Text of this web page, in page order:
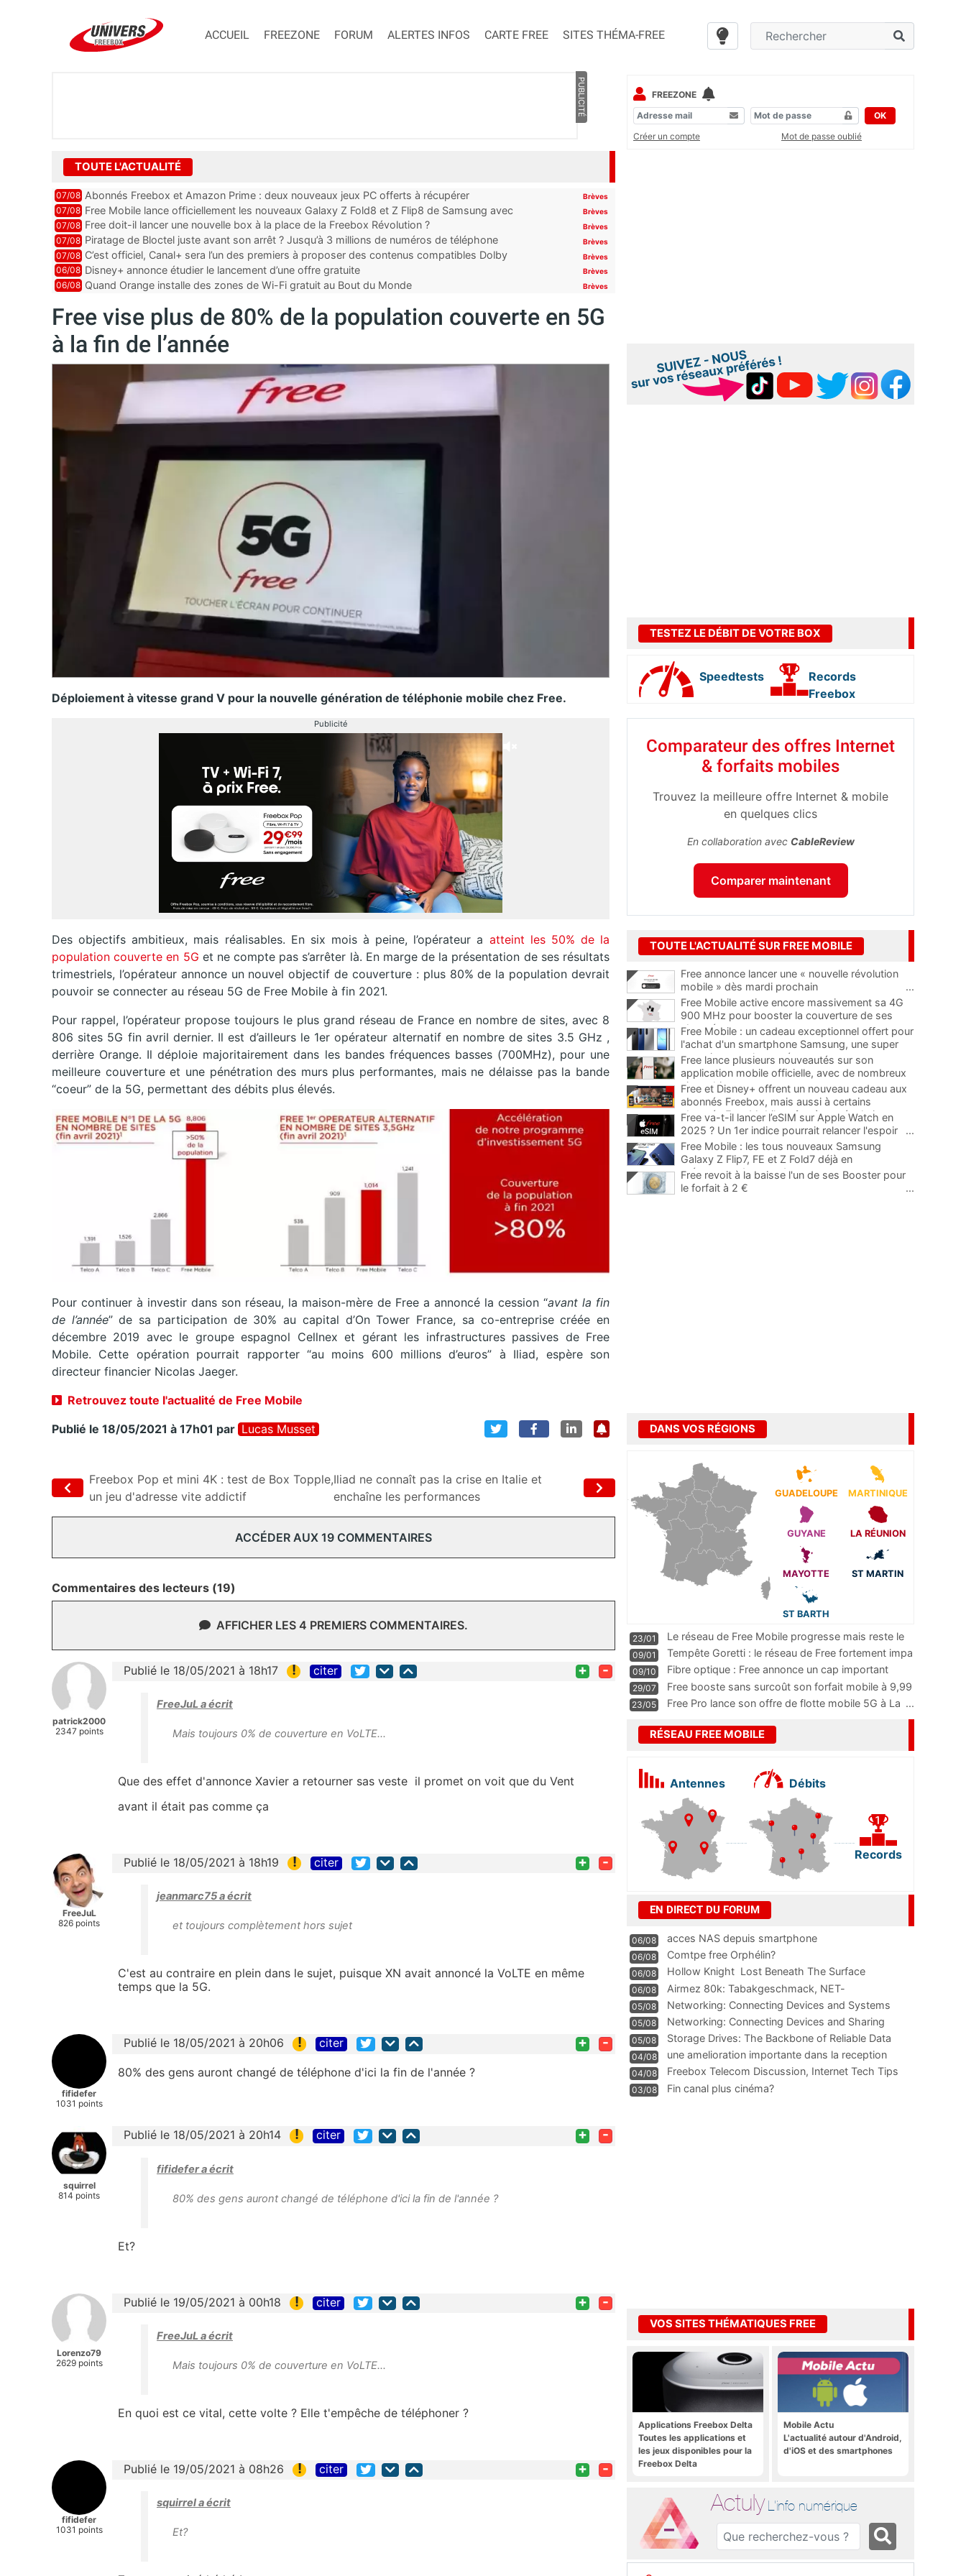
ACCUEIL FREEZONE FORUM ALERTES INFOS CARTE FREE SITES THÉMA-FREE
PUBLICITÉ
TOUTE L'ACTUALITÉ
07/08 Abonnés Freebox et Amazon Prime : deux nouveaux jeux PC offerts à récupérer Brèves
07/08 Free Mobile lance officiellement les nouveaux Galaxy Z Fold8 et Z Flip8 de Samsung avec
des promos et des cadeaux
Brèves
07/08 Free doit-il lancer une nouvelle box à la place de la Freebox Révolution ? Brèves
07/08 Piratage de Bloctel juste avant son arrêt ? Jusqu’à 3 millions de numéros de téléphone
auraient fuité
Brèves
07/08 C’est officiel, Canal+ sera l’un des premiers à proposer des contenus compatibles Dolby
Vision 2
Brèves
06/08 Disney+ annonce étudier le lancement d’une offre gratuite Brèves
06/08 Quand Orange installe des zones de Wi-Fi gratuit au Bout du Monde Brèves
Free vise plus de 80% de la population couverte en 5G
à la fin de l’année
Déploiement à vitesse grand V pour la nouvelle génération de téléphonie mobile chez Free.
Publicité
Des objectifs ambitieux, mais réalisables. En six mois à peine, l’opérateur a atteint les 50% de la
population couverte en 5G et ne compte pas s’arrêter là. En marge de la présentation de ses résultats
trimestriels, l’opérateur annonce un nouvel objectif de couverture : plus 80% de la population devrait
pouvoir se connecter au réseau 5G de Free Mobile à fin 2021.
Pour rappel, l’opérateur propose toujours le plus grand réseau de France en nombre de sites, avec 8
806 sites 5G fin avril dernier. Il est d’ailleurs le 1er opérateur alternatif en nombre de sites 3.5 GHz ,
derrière Orange. Il déploie majoritairement dans les bandes fréquences basses (700MHz), pour une
meilleure couverture et une pénétration des murs plus performantes, mais ne délaisse pas la bande
“coeur” de la 5G, permettant des débits plus élevés.
Pour continuer à investir dans son réseau, la maison-mère de Free a annoncé la cession “avant la fin
de l’année” de sa participation de 30% au capital d’On Tower France, sa co-entreprise créée en
décembre 2019 avec le groupe espagnol Cellnex et gérant les infrastructures passives de Free
Mobile. Cette opération pourrait rapporter “au moins 600 millions d’euros” à Iliad, espère son
directeur financier Nicolas Jaeger.
Retrouvez toute l'actualité de Free Mobile
Publié le 18/05/2021 à 17h01 par Lucas Musset
Freebox Pop et mini 4K : test de Box Topple,
un jeu d'adresse vite addictif
Iliad ne connaît pas la crise en Italie et
enchaîne les performances
ACCÉDER AUX 19 COMMENTAIRES
Commentaires des lecteurs (19)
AFFICHER LES 4 PREMIERS COMMENTAIRES.
patrick2000
2347 points
Publié le 18/05/2021 à 18h17 ! citer + -
FreeJuL a écrit
Mais toujours 0% de couverture en VoLTE...
Que des effet d'annonce Xavier a retourner sas veste il promet on voit que du Vent
avant il était pas comme ça
FreeJuL
826 points
Publié le 18/05/2021 à 18h19 ! citer + -
jeanmarc75 a écrit
et toujours complètement hors sujet
C'est au contraire en plein dans le sujet, puisque XN avait annoncé la VoLTE en même
temps que la 5G.
fifidefer
1031 points
Publié le 18/05/2021 à 20h06 ! citer + -
80% des gens auront changé de téléphone d'ici la fin de l'année ?
squirrel
814 points
Publié le 18/05/2021 à 20h14 ! citer + -
fifidefer a écrit
80% des gens auront changé de téléphone d'ici la fin de l'année ?
Et?
Lorenzo79
2629 points
Publié le 19/05/2021 à 00h18 ! citer + -
FreeJuL a écrit
Mais toujours 0% de couverture en VoLTE...
En quoi est ce vital, cette volte ? Elle t'empêche de téléphoner ?
fifidefer
1031 points
Publié le 19/05/2021 à 08h26 ! citer + -
squirrel a écrit
Et?
FREEZONE
OK
Créer un compte
Mot de passe oublié
TESTEZ LE DÉBIT DE VOTRE BOX
Speedtests
Records
Freebox
Comparateur des offres Internet
& forfaits mobiles
Trouvez la meilleure offre Internet & mobile
en quelques clics
En collaboration avec CableReview
Comparer maintenant
TOUTE L'ACTUALITÉ SUR FREE MOBILE
Free annonce lancer une « nouvelle révolution
mobile » dès mardi prochain
...
Free Mobile active encore massivement sa 4G
900 MHz pour booster la couverture de ses
abonnés
...
Free Mobile : un cadeau exceptionnel offert pour
l'achat d'un smartphone Samsung, une super
occasion pour la rentrée
Free lance plusieurs nouveautés sur son
application mobile officielle, avec de nombreux
ajouts bienvenus
...
Free et Disney+ offrent un nouveau cadeau aux
abonnés Freebox, mais aussi à certains
abonnés Free Mobile grâce à une évolution
Free va-t-il lancer l’eSIM sur Apple Watch en
2025 ? Un 1er indice pourrait relancer l'espoir
...
Free Mobile : les tous nouveaux Samsung
Galaxy Z Flip7, FE et Z Fold7 déjà en
précommande avec des promos
Free revoit à la baisse l'un de ses Booster pour
le forfait à 2 €
...
DANS VOS RÉGIONS
GUADELOUPE MARTINIQUE
GUYANE LA RÉUNION
MAYOTTE ST MARTIN
ST BARTH
23/01
Le réseau de Free Mobile progresse mais reste le
m
...
09/01
Tempête Goretti : le réseau de Free fortement impa
09/10
Fibre optique : Free annonce un cap important
pass
...
29/07
Free booste sans surcoût son forfait mobile à 9,99
23/05 Free Pro lance son offre de flotte mobile 5G à La ...
RÉSEAU FREE MOBILE
Antennes Débits
Records
EN DIRECT DU FORUM
06/08 acces NAS depuis smartphone
06/08 Comtpe free Orphélin?
06/08 Hollow Knight  Lost Beneath The Surface
06/08
Airmez 80k: Tabakgeschmack, NET-
Technologie und Leistung im
05/08 Networking: Connecting Devices and Systems
05/08
Networking: Connecting Devices and Sharing
Information
05/08
Storage Drives: The Backbone of Reliable Data
Management
04/08
une amelioration importante dans la reception
WIFI
04/08
Freebox Telecom Discussion, Internet Tech Tips
Communi
03/08 Fin canal plus cinéma?
VOS SITES THÉMATIQUES FREE
Applications Freebox Delta
Toutes les applications et
les jeux disponibles pour la
Freebox Delta
Mobile Actu
L'actualité autour d'Android,
d'iOS et des smartphones
Actuly L'info numérique